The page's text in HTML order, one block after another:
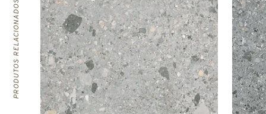
PRODUTOS RELACIONADOS